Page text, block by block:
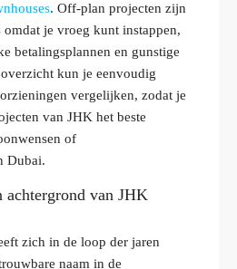
. Off-plan projecten zijn
je vroeg kunt instappen,
betalingsplannen en gunstige
kun je eenvoudig
vergelijken, zodat je
van JHK het beste
of
Dubai.
achtergrond van JHK
zich in de loop der jaren
naam in de